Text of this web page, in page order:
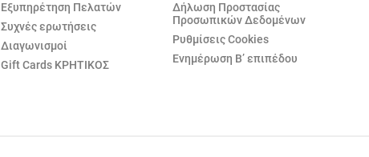
Εξυπηρέτηση Πελατών
Συχνές ερωτήσεις
Διαγωνισμοί
Gift Cards ΚΡΗΤΙΚΟΣ
Δήλωση Προστασίας
Προσωπικών Δεδομένων
Ρυθμίσεις Cookies
Ενημέρωση Β’ επιπέδου